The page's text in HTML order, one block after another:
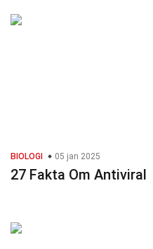
BIOLOGI 05 jan 2025
27 Fakta Om Antiviral